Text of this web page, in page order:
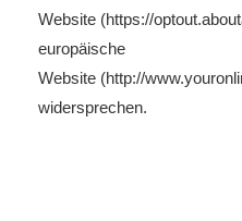
Website (https://
europäische
Website (http://
widersprechen.